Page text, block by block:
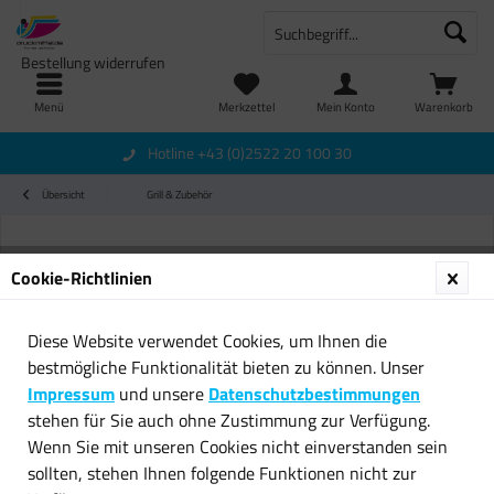
Menü Warenkorb
Merkzettel
Bestellung widerrufen
Mein Konto
Hotline +43 (0)2522 20 100 30
Übersicht Grill & Zubehör
Cookie-Richtlinien
Diese Website verwendet Cookies, um Ihnen die
bestmögliche Funktionalität bieten zu können. Unser
Impressum und unsere Datenschutzbestimmungen
stehen für Sie auch ohne Zustimmung zur Verfügung.
Wenn Sie mit unseren Cookies nicht einverstanden sein
sollten, stehen Ihnen folgende Funktionen nicht zur